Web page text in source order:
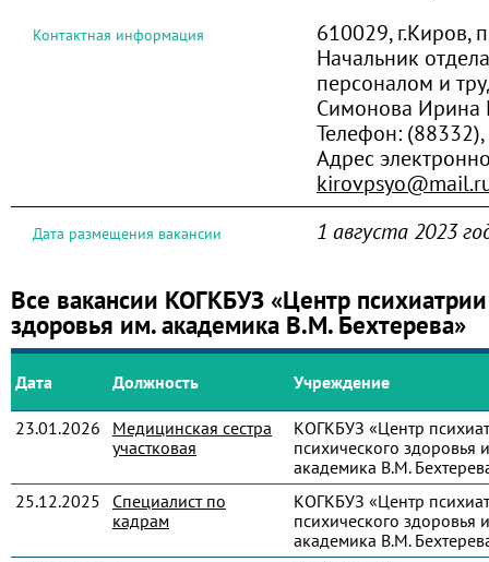
Контактная информация
610029, г.Киров,
Начальник
персоналом и
Симонова Ирина
Телефон:
Адрес
Дата размещения вакансии 1 августа 2023
Все вакансии КОГКБУЗ «Центр
здоровья им. академика В.М. Бехтерева»
Дата Должность Учреждение
23.01.2026
Медицинская сестра
участковая
КОГКБУЗ «Центр
психического здоровья
академика В.М.
25.12.2025
Специалист по
кадрам
КОГКБУЗ «Центр
психического здоровья
академика В.М.